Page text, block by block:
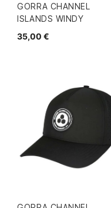
GORRA CHANNEL
ISLANDS WINDY
35,00 €